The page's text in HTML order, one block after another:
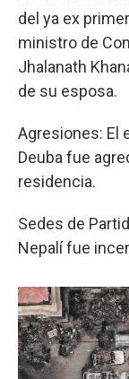
del ya ex
ministro de
Jhalanath
de su esposa.
Agresiones: El
Deuba fue
residencia.
Sedes de
Nepalí fue